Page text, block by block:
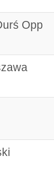
Opp